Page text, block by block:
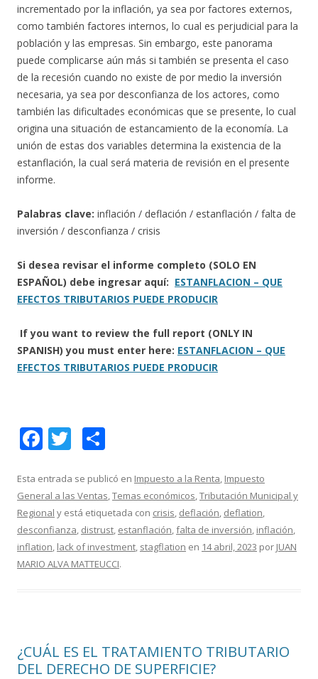
incrementado por la inflación, ya sea por factores externos,
como también factores internos, lo cual es perjudicial para la
población y las empresas. Sin embargo, este panorama
puede complicarse aún más si también se presenta el caso
de la recesión cuando no existe de por medio la inversión
necesaria, ya sea por desconfianza de los actores, como
también las dificultades económicas que se presente, lo cual
origina una situación de estancamiento de la economía. La
unión de estas dos variables determina la existencia de la
estanflación, la cual será materia de revisión en el presente
informe.
Palabras clave: inflación / deflación / estanflación / falta de
inversión / desconfianza / crisis
Si desea revisar el informe completo (SOLO EN
ESPAÑOL) debe ingresar aquí: ESTANFLACION – QUE
EFECTOS TRIBUTARIOS PUEDE PRODUCIR
If you want to review the full report (ONLY IN
SPANISH) you must enter here: ESTANFLACION – QUE
EFECTOS TRIBUTARIOS PUEDE PRODUCIR
F
e
b
o
o
k
T
itt
er
m
p
ar
ti
r
Esta entrada se publicó en Impuesto a la Renta, Impuesto
General a las Ventas,Temas económicos,Tributación Municipal y
Regional y está etiquetada con crisis, deflación, deflation,
desconfianza, distrust, estanflación,falta de inversión, inflación,
inflation, lack of investment, stagflation en 14 abril, 2023 por JUAN
MARIO ALVA MATTEUCCI.
¿CUÁL ES EL TRATAMIENTO TRIBUTARIO
DEL DERECHO DE SUPERFICIE?